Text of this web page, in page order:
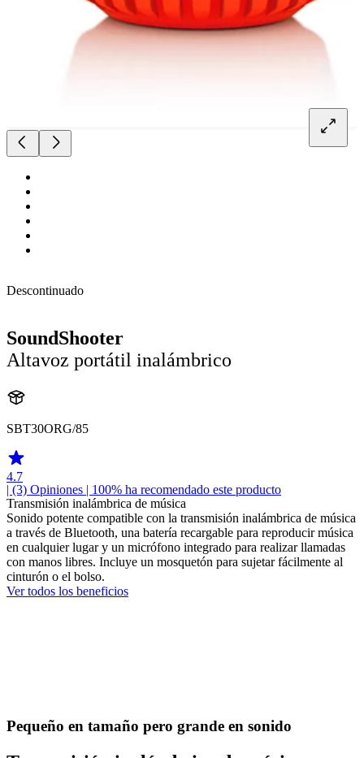
Descontinuado
SoundShooter
Altavoz portátil inalámbrico
SBT30ORG/85
4.7
| (3) Opiniones | 100% ha recomendado este producto
Transmisión inalámbrica de música
Sonido potente compatible con la transmisión inalámbrica de música
a través de Bluetooth, una batería recargable para reproducir música
en cualquier lugar y un micrófono integrado para realizar llamadas
con manos libres. Incluye un mosquetón para sujetar fácilmente al
cinturón o el bolso.
Ver todos los beneficios
Pequeño en tamaño pero grande en sonido